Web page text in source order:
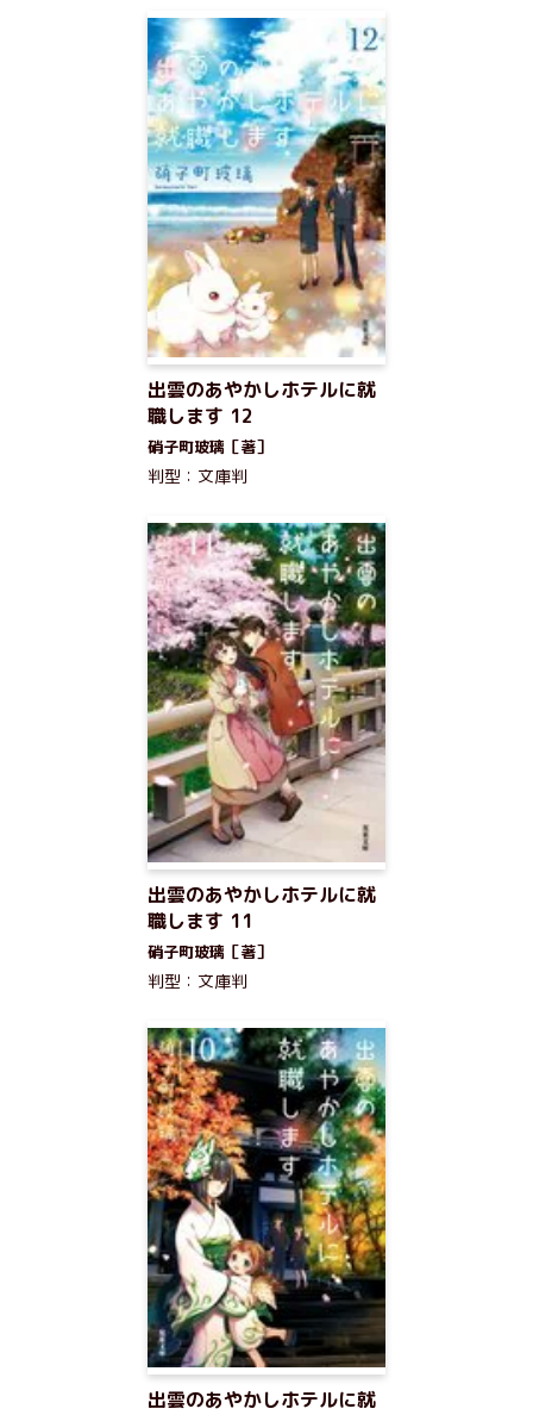
出雲のあやかしホテルに就
職します 12
硝子町玻璃［著］
判型：文庫判
出雲のあやかしホテルに就
職します 11
硝子町玻璃［著］
判型：文庫判
出雲のあやかしホテルに就